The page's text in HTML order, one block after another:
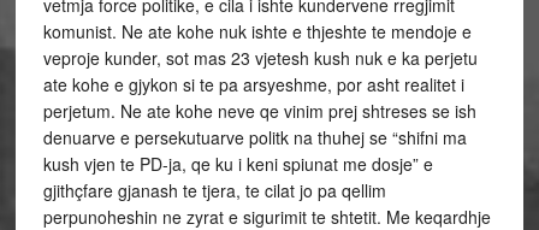
vetmja force politike, e cila i ishte kundervene rregjimit
komunist. Ne ate kohe nuk ishte e thjeshte te mendoje e
veproje kunder, sot mas 23 vjetesh kush nuk e ka perjetu
ate kohe e gjykon si te pa arsyeshme, por asht realitet i
perjetum. Ne ate kohe neve qe vinim prej shtreses se ish
denuarve e persekutuarve politk na thuhej se “shifni ma
kush vjen te PD-ja, qe ku i keni spiunat me dosje” e
gjithçfare gjanash te tjera, te cilat jo pa qellim
perpunoheshin ne zyrat e sigurimit te shtetit. Me keqardhje